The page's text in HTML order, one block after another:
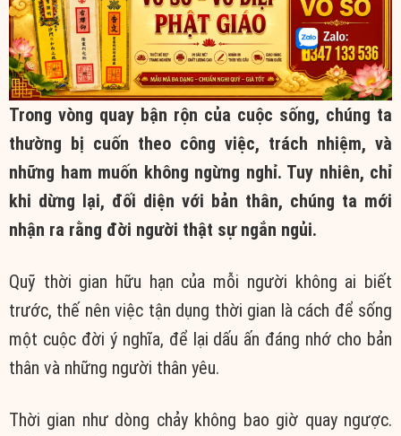
Trong vòng quay bận rộn của cuộc sống, chúng ta
thường bị cuốn theo công việc, trách nhiệm, và
những ham muốn không ngừng nghỉ. Tuy nhiên, chỉ
khi dừng lại, đối diện với bản thân, chúng ta mới
nhận ra rằng đời người thật sự ngắn ngủi.
Quỹ thời gian hữu hạn của mỗi người không ai biết
trước, thế nên việc tận dụng thời gian là cách để sống
một cuộc đời ý nghĩa, để lại dấu ấn đáng nhớ cho bản
thân và những người thân yêu.
Thời gian như dòng chảy không bao giờ quay ngược.